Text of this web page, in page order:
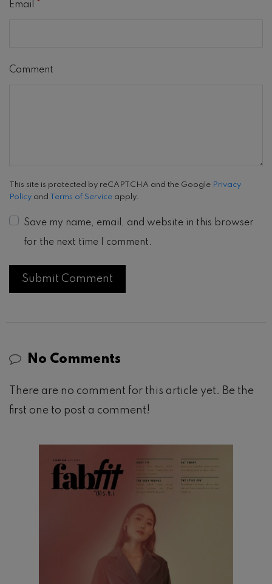
Email
Comment
This site is protected by reCAPTCHA and the Google Privacy
Policy and Terms of Service apply.
Save my name, email, and website in this browser
for the next time I comment.
No Comments
There are no comment for this article yet. Be the
first one to post a comment!